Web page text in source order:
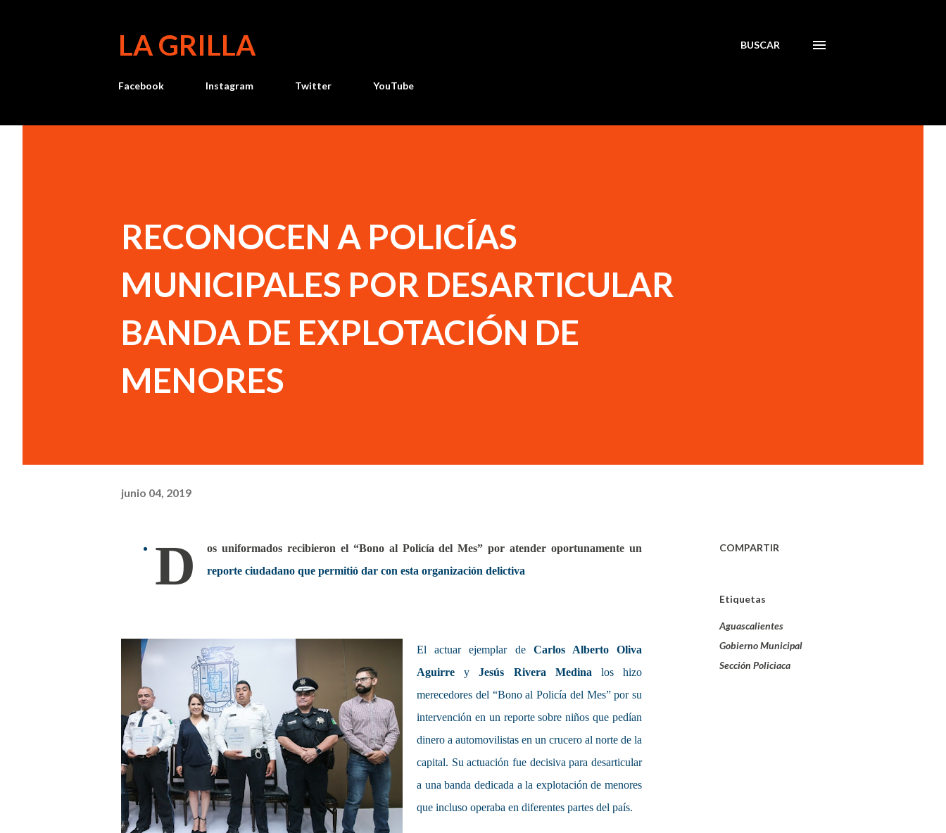
LA GRILLA BUSCAR
Facebook Instagram Twitter YouTube
RECONOCEN A POLICÍAS
MUNICIPALES POR DESARTICULAR
BANDA DE EXPLOTACIÓN DE
MENORES
junio 04, 2019
D
os uniformados recibieron el “Bono al Policía del Mes” por atender oportunamente un
reporte ciudadano que permitió dar con esta organización delictiva
El actuar ejemplar de Carlos Alberto Oliva
Aguirre yJesús Rivera Medina los hizo
merecedores del “Bono al Policía del Mes” por su
intervención en un reporte sobre niños que pedían
dinero a automovilistas en un crucero al norte de la
capital. Su actuación fue decisiva para desarticular
a una banda dedicada a la explotación de menores
que incluso operaba en diferentes partes del país.
COMPARTIR
Etiquetas
Aguascalientes
Gobierno Municipal
Sección Policiaca